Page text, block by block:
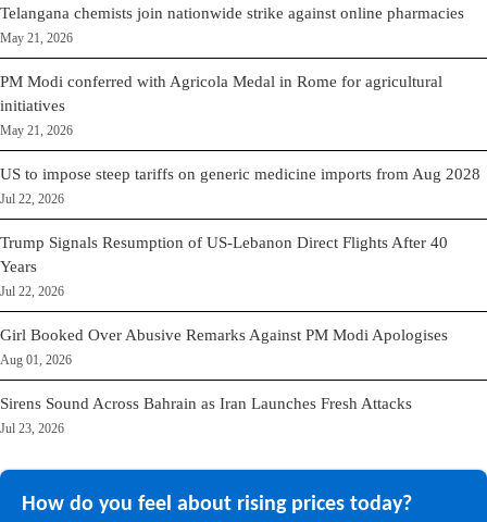
Telangana chemists join nationwide strike against online pharmacies
May 21, 2026
PM Modi conferred with Agricola Medal in Rome for agricultural
initiatives
May 21, 2026
US to impose steep tariffs on generic medicine imports from Aug 2028
Jul 22, 2026
Trump Signals Resumption of US-Lebanon Direct Flights After 40
Years
Jul 22, 2026
Girl Booked Over Abusive Remarks Against PM Modi Apologises
Aug 01, 2026
Sirens Sound Across Bahrain as Iran Launches Fresh Attacks
Jul 23, 2026
How do you feel about rising prices today?